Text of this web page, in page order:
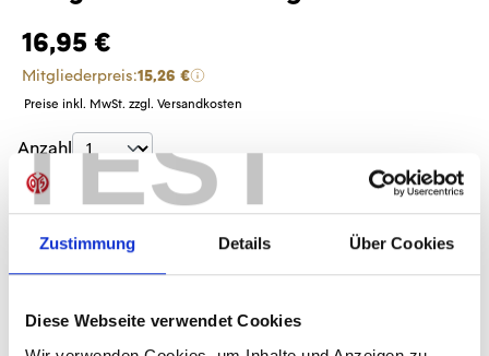
TEST
Zustimmung Details Über Cookies
Diese Webseite verwendet Cookies
16,95 €
Mitgliederpreis:15,26 €
Preise inkl. MwSt. zzgl. Versandkosten
Produkt Anzahl: Gib den gewünschten
Anzahl
Sofort verfügbar, Lieferzeit: 1-3 Tage
IN DEN WARENKORB